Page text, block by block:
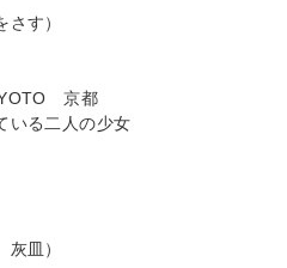
す）
京都
いる二人の少女
皿）